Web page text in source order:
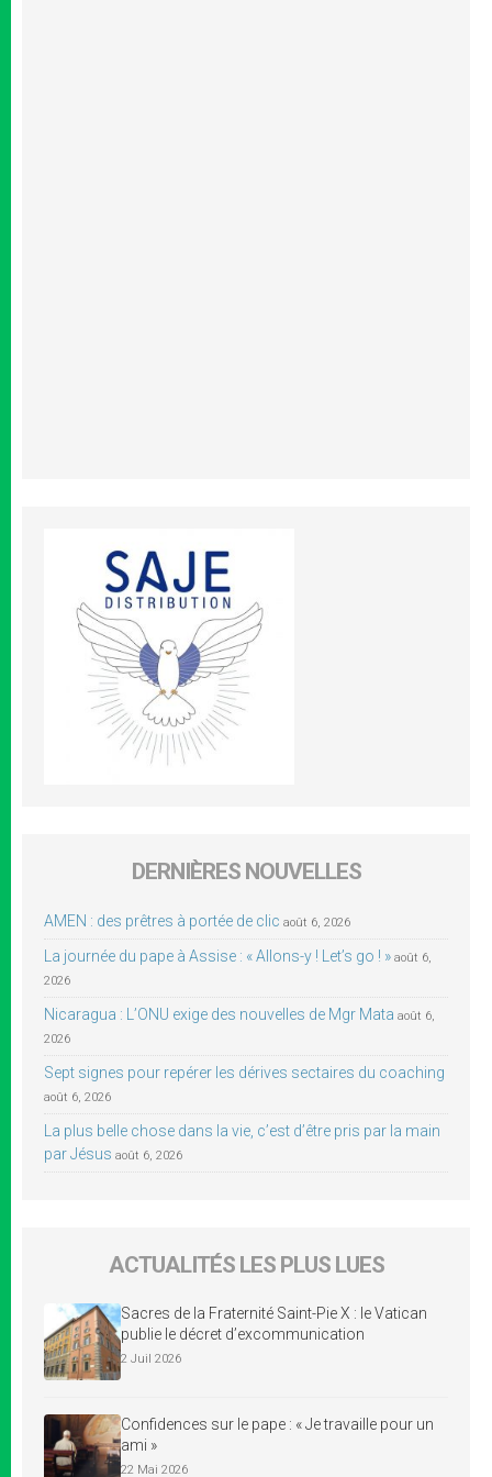
DERNIÈRES NOUVELLES
AMEN : des prêtres à portée de clic août 6, 2026
La journée du pape à Assise : « Allons-y ! Let’s go ! » août 6,
2026
Nicaragua : L’ONU exige des nouvelles de Mgr Mata août 6,
2026
Sept signes pour repérer les dérives sectaires du coaching
août 6, 2026
La plus belle chose dans la vie, c’est d’être pris par la main
par Jésus août 6, 2026
ACTUALITÉS LES PLUS LUES
Sacres de la Fraternité Saint-Pie X : le Vatican
publie le décret d’excommunication
2 Juil 2026
Confidences sur le pape : « Je travaille pour un
ami »
22 Mai 2026